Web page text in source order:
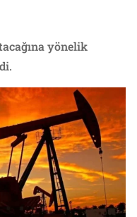
yönelik